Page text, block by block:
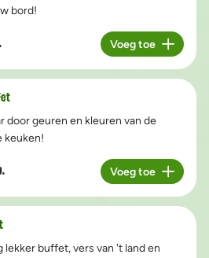
bord!
Aantal
Voeg toe
door geuren en kleuren van de
keuken!
Aantal
Voeg toe
lekker buffet, vers van 't land en